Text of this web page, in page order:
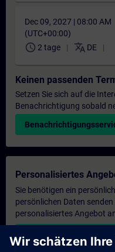
Dec 09, 2027 | 08:00 AM
(UTC+00:00)
schedule 2 tage translate DE
Keinen passenden
Setzen Sie sich auf die
Benachrichtigung sobald
Personalisiertes
Sie benötigen ein
persönlichen Daten
personalisiertes Angebot
Persönliches Angebot